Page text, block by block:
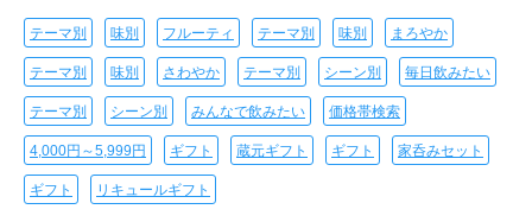
テーマ別 味別 フルーティ テーマ別 味別 まろやか
テーマ別 味別 さわやか テーマ別 シーン別 毎日飲みたい
テーマ別 シーン別 みんなで飲みたい 価格帯検索
4,000円～5,999円 ギフト 蔵元ギフト ギフト 家呑みセット
ギフト リキュールギフト